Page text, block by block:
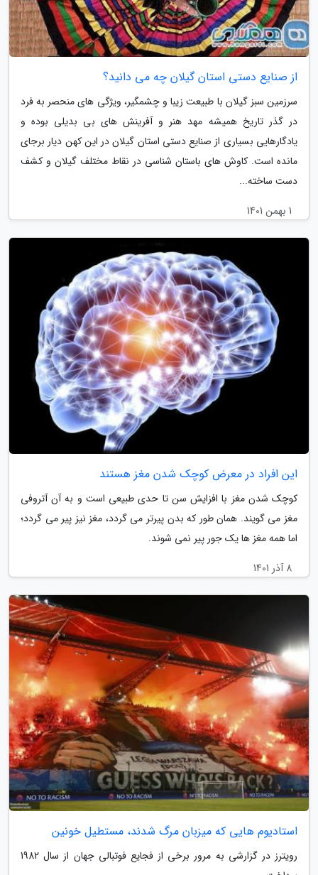
از صنایع دستی استان گیلان چه می دانید؟
سرزمین سبز گیلان با طبیعت زیبا و چشمگیر، ویژگی های منحصر به فرد
در گذر تاریخ همیشه مهد هنر و آفرینش های بی بدیلی بوده و
یادگارهایی بسیاری از صنایع دستی استان گیلان در این کهن دیار برجای
مانده است. کاوش های باستان شناسی در نقاط مختلف گیلان و کشف
دست ساخته...
1 بهمن 1401
این افراد در معرض کوچک شدن مغز هستند
کوچک شدن مغز با افزایش سن تا حدی طبیعی است و به آن آتروفی
مغز می گویند. همان طور که بدن پیرتر می گردد، مغز نیز پیر می گردد؛
اما همه مغز ها یک جور پیر نمی شوند.
8 آذر 1401
استادیوم هایی که میزبان مرگ شدند، مستطیل خونین
رویترز در گزارشی به مرور برخی از فجایع فوتبالی جهان از سال 1982